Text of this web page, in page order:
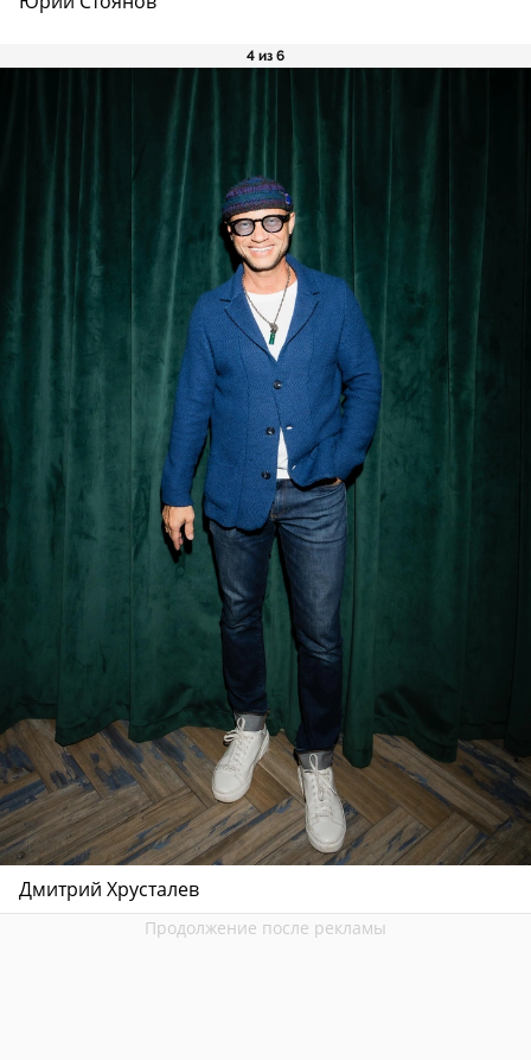
4 из 6
Дмитрий Хрусталев